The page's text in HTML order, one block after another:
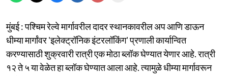
मुंबई : पश्चिम रेल्वे मार्गावरील दादर स्थानकावरील अप आणि डाऊन
धीम्या मार्गांवर 'इलेक्ट्रॉनिक इंटरलॉकिंग' प्रणाली कार्यान्वित
करण्यासाठी शुक्रवारी रात्री एक मोठा ब्लॉक घेण्यात येणार आहे. रात्री
१२ ते ५ या वेळेत हा ब्लॉक घेण्यात आला आहे. त्यामुळे धीम्या मार्गावरून